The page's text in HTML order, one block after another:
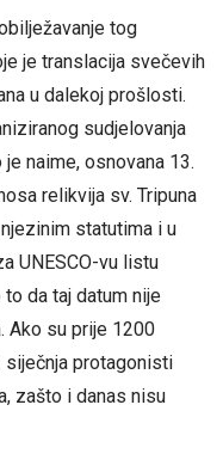
tog
je translacija svečevih
u dalekoj prošlosti.
sudjelovanja
naime, osnovana 13.
relikvija sv. Tripuna
statutima i u
UNESCO-vu listu
da taj datum nije
Ako su prije 1200
siječnja protagonisti
zašto i danas nisu